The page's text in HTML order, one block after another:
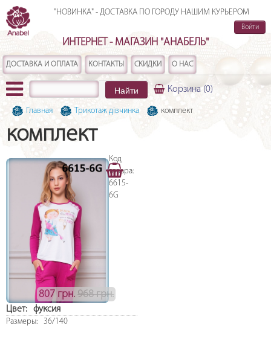
ИНТЕРНЕТ - МАГАЗИН "АНАБЕЛЬ"
"НОВИНКА" - ДОСТАВКА ПО ГОРОДУ НАШИМ КУРЬЕРОМ
ДОСТАВКА И ОПЛАТА КОНТАКТЫ СКИДКИ О НАС
Найти Корзина(0)
Войти
Главная Трикотаж дівчинка комплект
комплект
Код
товара:
6615-
6G
807 грн.968 грн.
Цвет: фуксия
Размеры: 36/140